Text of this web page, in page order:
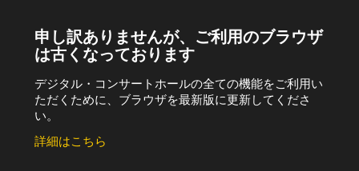
申し訳ありませんが、ご利用のブラウザ
は古くなっております
デジタル・コンサートホールの全ての機能をご利用い
ただくために、ブラウザを最新版に更新してくださ
い。
詳細はこちら